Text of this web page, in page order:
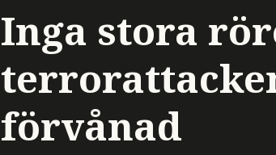
Inga stora
förvånad